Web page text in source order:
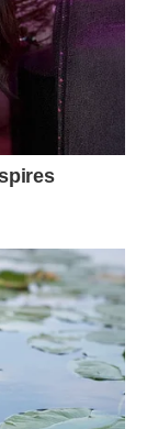
обоє не
Я
натурою.